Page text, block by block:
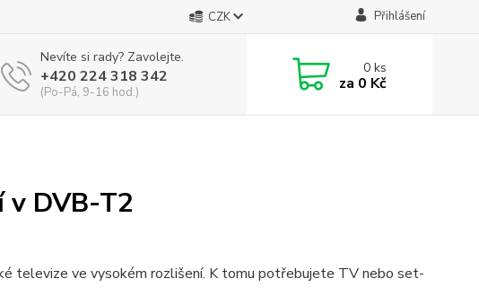
CZK Přihlášení
Nevíte si rady? Zavolejte.
+420 224 318 342
(Po-Pá, 9-16 hod.)
0ks
za 0 Kč
v DVB-T2
televize ve vysokém rozlišení. K tomu potřebujete TV nebo set-